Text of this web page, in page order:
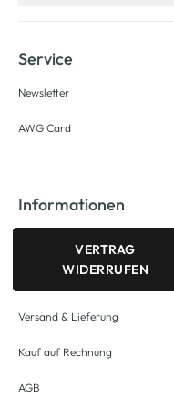
Service
Newsletter
AWG Card
Informationen
VERTRAG
WIDERRUFEN
Versand & Lieferung
Kauf auf Rechnung
AGB